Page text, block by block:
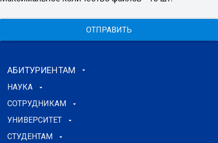
ОТПРАВИТЬ
АБИТУРИЕНТАМ
НАУКА
СОТРУДНИКАМ
УНИВЕРСИТЕТ
СТУДЕНТАМ